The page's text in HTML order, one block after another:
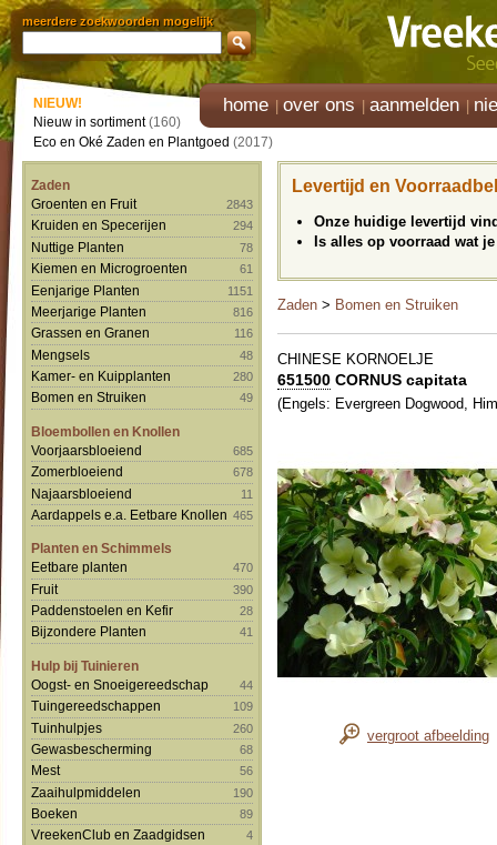
meerdere zoekwoorden mogelijk
home over ons aanmelden
NIEUW!
Nieuw in sortiment(160)
Eco en Oké Zaden en Plantgoed (2017)
Zaden
Groenten en Fruit
2843
Kruiden en Specerijen 294
Nuttige Planten 78
Kiemen en Microgroenten 61
Eenjarige Planten 1151
Meerjarige Planten 816
Grassen en Granen 116
Mengsels 48
Kamer- en Kuipplanten 280
Bomen en Struiken 49
Bloembollen en Knollen
Voorjaarsbloeiend
685
Zomerbloeiend 678
Najaarsbloeiend 11
Aardappels e.a. Eetbare Knollen 465
Planten en Schimmels
Eetbare planten
470
Fruit 390
Paddenstoelen en Kefir 28
Bijzondere Planten 41
Hulp bij Tuinieren
Oogst- en Snoeigereedschap
44
Tuingereedschappen 109
Tuinhulpjes 260
Gewasbescherming 68
Mest 56
Zaaihulpmiddelen 190
Boeken 89
VreekenClub en Zaadgidsen 4
Levertijd en
Onze huidige levertijd
Is alles op voorraad wat
Zaden > Bomen en Struiken
CHINESE KORNOELJE
651500 CORNUS capitata
(Engels: Evergreen Dogwood,
vergroot afbeelding